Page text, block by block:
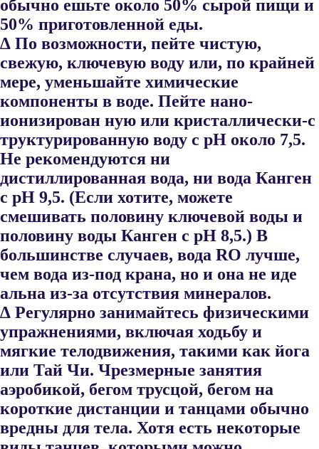
обычно ешьте около 50% сырой пищи и
50% приготовленной еды.
∆ По возможности, пейте чистую,
свежую, ключевую воду или, по крайней
мере, уменьшайте химические
компоненты в воде. Пейте нано-
ионизирован ную или кристаллически-с
труктурированную воду с рН около 7,5.
Не рекомендуются ни
дистиллированная вода, ни вода Канген
с рН 9,5. (Если хотите, можете
смешивать половину ключевой воды и
половину воды Канген с рН 8,5.) В
большинстве случаев, вода RO лучше,
чем вода из-под крана, но и она не иде​
альна из-за отсутствия минералов.
∆ Регулярно занимайтесь физическими
упражнениями, включая ходьбу и
мягкие телодвижения, такими как йога
или Тай Чи. Чрез​мерные занятия
аэробикой, бегом трусцой, бегом на
короткие дис​танции и танцами обычно
вредны для тела. Хотя есть некоторые